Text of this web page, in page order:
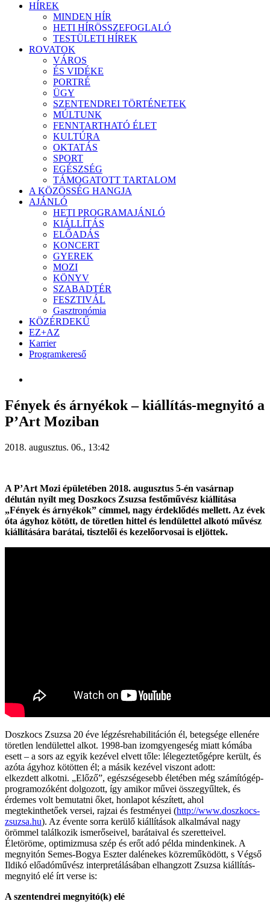
HÍREK
MINDEN HÍR
HETI HÍRÖSSZEFOGLALÓ
TESTÜLETI HÍREK
ROVATOK
VÁROS
ÉS VIDÉKE
PORTRÉ
ÜGY
SZENTENDREI TÖRTÉNETEK
MÚLTUNK
FENNTARTHATÓ ÉLET
KULTÚRA
OKTATÁS
SPORT
EGÉSZSÉG
TÁMOGATOTT TARTALOM
A KÖZÖSSÉG HANGJA
AJÁNLÓ
HETI PROGRAMAJÁNLÓ
KIÁLLÍTÁS
ELŐADÁS
KONCERT
GYEREK
MOZI
KÖNYV
SZABADTÉR
FESZTIVÁL
Gasztronómia
KÖZÉRDEKŰ
EZ+AZ
Karrier
Programkereső
Fények és árnyékok – kiállítás-megnyitó a
P’Art Moziban
2018. augusztus. 06., 13:42
A P’Art Mozi épületében 2018. augusztus 5-én vasárnap
délután nyílt meg Doszkocs Zsuzsa festőművész kiállítása
„Fények és árnyékok” címmel, nagy érdeklődés mellett. Az évek
óta ágyhoz kötött, de töretlen hittel és lendülettel alkotó művész
kiállítására barátai, tisztelői és kezelőorvosai is eljöttek.
Doszkocs Zsuzsa 20 éve légzésrehabilitáción él, betegsége ellenére
töretlen lendülettel alkot. 1998-ban izomgyengeség miatt kómába
esett – a sors az egyik kezével elvett tőle: lélegeztetőgépre került, és
azóta ágyhoz kötötten él; a másik kezével viszont adott:
elkezdett alkotni. „Előző”, egészségesebb életében még számítógép-
programozóként dolgozott, így amikor művei összegyűltek, és
érdemes volt bemutatni őket, honlapot készített, ahol
megtekinthetőek versei, rajzai és festményei (http://www.doszkocs-
zsuzsa.hu). Az évente sorra kerülő kiállítások alkalmával nagy
örömmel találkozik ismerőseivel, barátaival és szeretteivel.
Életöröme, optimizmusa szép és erőt adó példa mindenkinek. A
megnyitón Semes-Bogya Eszter dalénekes közreműködött, s Végső
Ildikó előadóművész interpretálásában elhangzott Zsuzsa kiállítás-
megnyitó elé írt verse is:
A szentendrei megnyitó(k) elé